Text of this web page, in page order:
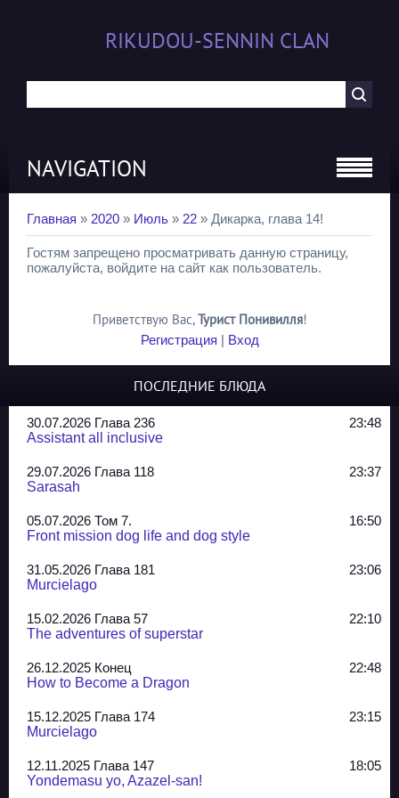
RIKUDOU-SENNIN CLAN
NAVIGATION
Главная » 2020 » Июль » 22 » Дикарка, глава 14!
Гостям запрещено просматривать данную страницу,
пожалуйста, войдите на сайт как пользователь.
Приветствую Вас,Турист Понивилля!
Регистрация | Вход
ПОСЛЕДНИЕ БЛЮДА
30.07.2026 Глава 236
23:48
Assistant all inclusive
29.07.2026 Глава 118
23:37
Sarasah
05.07.2026 Том 7.
16:50
Front mission dog life and dog style
31.05.2026 Глава 181
23:06
Murcielago
15.02.2026 Глава 57
22:10
The adventures of superstar
26.12.2025 Конец
22:48
How to Become a Dragon
15.12.2025 Глава 174
23:15
Murcielago
12.11.2025 Глава 147
18:05
Yondemasu yo, Azazel-san!